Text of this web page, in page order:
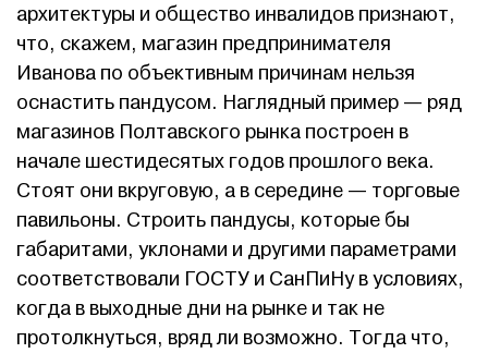
архитектуры и общество инвалидов признают,
что, скажем, магазин предпринимателя
Иванова по объективным причинам нельзя
оснастить пандусом. Наглядный пример — ряд
магазинов Полтавского рынка построен в
начале шестидесятых годов прошлого века.
Стоят они вкруговую, а в середине — торговые
павильоны. Строить пандусы, которые бы
габаритами, уклонами и другими параметрами
соответствовали ГОСТУ и СанПиНу в условиях,
когда в выходные дни на рынке и так не
протолкнуться, вряд ли возможно. Тогда что,